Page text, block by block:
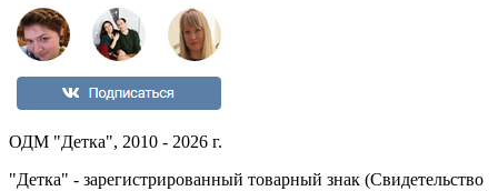
ОДМ "Детка", 2010 - 2026 г.
"Детка" - зарегистрированный товарный знак (Свидетельство